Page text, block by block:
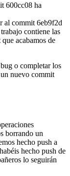
600cc08 ha
al commit 6eb9f2d
contiene las
acabamos de
o completar los
nuevo commit
borrando un
hecho push a
hecho push de
lo seguirán